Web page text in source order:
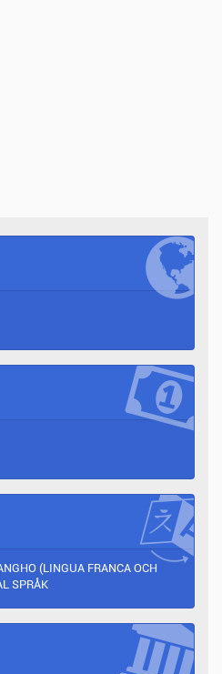
(LINGUA FRANCA OCH
SPRÅK